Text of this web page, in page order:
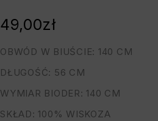
OBWÓD W BIUŚCIE: 140 CM
DŁUGOŚĆ: 56 CM
WYMIAR BIODER: 140 CM
SKŁAD: 100% WISKOZA
49,00zł